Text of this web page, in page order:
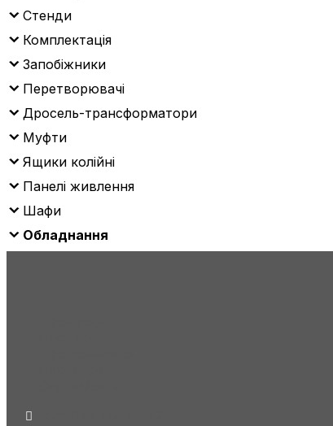
Стенди
Комплектація
Запобіжники
Перетворювачі
Дросель-трансформатори
Муфти
Ящики колійні
Панелі живлення
Шафи
Обладнання